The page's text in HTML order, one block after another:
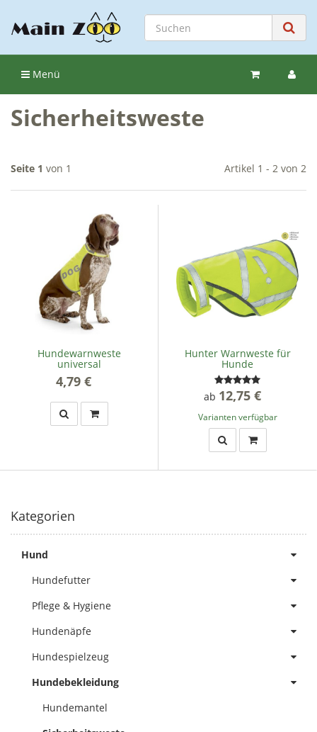
Menü
Sicherheitsweste
Seite 1 von 1 Artikel 1 - 2 von 2
Hundewarnweste
universal
4,79 €
Hunter Warnweste für
Hunde
ab 12,75 €
Varianten verfügbar
Kategorien
Hund
Hundefutter
Pflege & Hygiene
Hundenäpfe
Hundespielzeug
Hundebekleidung
Hundemantel